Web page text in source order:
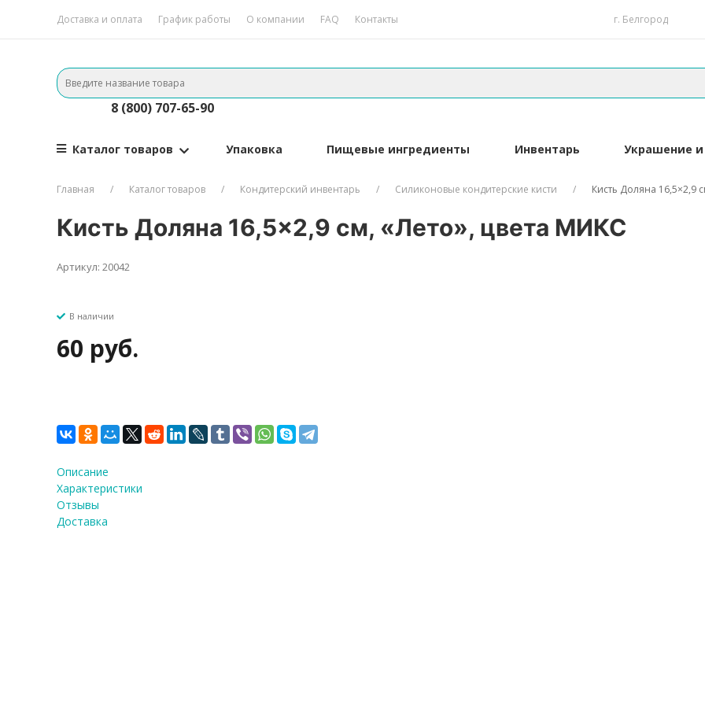
Доставка и оплата График работы О компании FAQ Контакты г. Белгород
8 (800) 707-65-90
Каталог товаров Упаковка Пищевые ингредиенты Инвентарь Украшение
Главная Каталог товаров Кондитерский инвентарь Силиконовые кондитерские кисти Кисть Доляна 16,5×2,9
Кисть Доляна 16,5×2,9 см, «Лето», цвета МИКС
Артикул: 20042
В наличии
60 руб.
Описание
Характеристики
Отзывы
Доставка